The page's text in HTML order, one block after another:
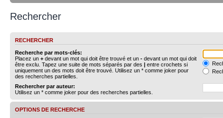
Rechercher
RECHERCHER
Recherche par mots-clés:
Placez un + devant un mot qui doit être trouvé et un - devant un mot qui doit
être exclu. Tapez une suite de mots séparés par des | entre crochets si
uniquement un des mots doit être trouvé. Utilisez un * comme joker pour
des recherches partielles.
Rechercher par auteur:
Utilisez un * comme joker pour des recherches partielles.
OPTIONS DE RECHERCHE